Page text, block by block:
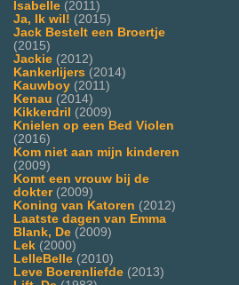
Isabelle (2011)
Ja, Ik wil! (2015)
Jack Bestelt een Broertje
(2015)
Jackie (2012)
Kankerlijers (2014)
Kauwboy (2011)
Kenau (2014)
Kikkerdril
(2009)
Knielen op een Bed Violen
(2016)
Kom niet aan mijn kinderen
(2009)
Komt een vrouw bij de
dokter(2009)
Koning van Katoren (2012)
Laatste dagen van Emma
Blank, De (2009)
Lek (2000)
LelleBelle (2010)
Leve Boerenliefde (2013)